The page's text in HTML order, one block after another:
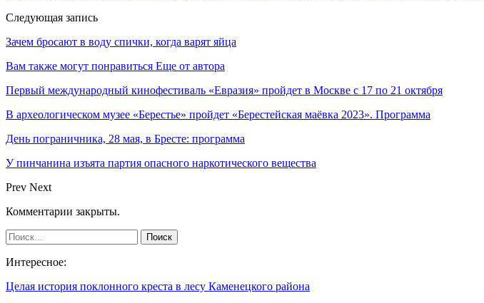
Следующая запись
Зачем бросают в воду спички, когда варят яйца
Вам также могут понравиться Еще от автора
Первый международный кинофестиваль «Евразия» пройдет в Москве с 17 по 21 октября
В археологическом музее «Берестье» пройдет «Берестейская маёвка 2023». Программа
День пограничника, 28 мая, в Бресте: программа
У пинчанина изъята партия опасного наркотического вещества
Prev Next
Комментарии закрыты.
Интересное:
Целая история поклонного креста в лесу Каменецкого района